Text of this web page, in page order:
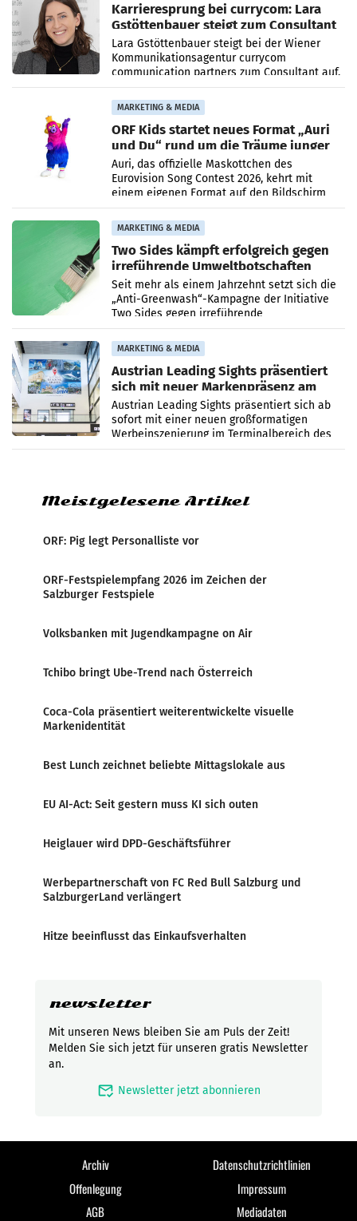
Karrieresprung bei currycom: Lara
Gstöttenbauer steigt zum Consultant
auf
Lara Gstöttenbauer steigt bei der Wiener
Kommunikationsagentur currycom
communication partners zum Consultant auf.
Die 27-jährige Beraterin betreut Kundinnen
und Kunden in den Bereichen
MARKETING & MEDIA
ORF Kids startet neues Format „Auri
und Du“ rund um die Träume junger
Menschen
Auri, das offizielle Maskottchen des
Eurovision Song Contest 2026, kehrt mit
einem eigenen Format auf den Bildschirm
zurück. In der neuen Sendung „Auri und Du“
bei ORF Kids steht
MARKETING & MEDIA
Two Sides kämpft erfolgreich gegen
irreführende Umweltbotschaften
beim Papiereinsatz
Seit mehr als einem Jahrzehnt setzt sich die
„Anti-Greenwash“-Kampagne der Initiative
Two Sides gegen irreführende
Umweltaussagen bei Papierkommunikation
und papierbasierten Verpackungen
MARKETING & MEDIA
Austrian Leading Sights präsentiert
sich mit neuer Markenpräsenz am
Flughafen Wien
Austrian Leading Sights präsentiert sich ab
sofort mit einer neuen großformatigen
Werbeinszenierung im Terminalbereich des
Flughafen Wien. Die Präsenz befindet sich im
Meistgelesene Artikel
ORF: Pig legt Personalliste vor
ORF-Festspielempfang 2026 im Zeichen der
Salzburger Festspiele
Volksbanken mit Jugendkampagne on Air
Tchibo bringt Ube-Trend nach Österreich
Coca-Cola präsentiert weiterentwickelte visuelle
Markenidentität
Best Lunch zeichnet beliebte Mittagslokale aus
EU AI-Act: Seit gestern muss KI sich outen
Heiglauer wird DPD-Geschäftsführer
Werbepartnerschaft von FC Red Bull Salzburg und
SalzburgerLand verlängert
Hitze beeinflusst das Einkaufsverhalten
newsletter
Mit unseren News bleiben Sie am Puls der Zeit!
Melden Sie sich jetzt für unseren gratis Newsletter
an.
mark_email_read Newsletter jetzt abonnieren
Archiv
Datenschutzrichtlinien
Offenlegung
Impressum
AGB
Mediadaten